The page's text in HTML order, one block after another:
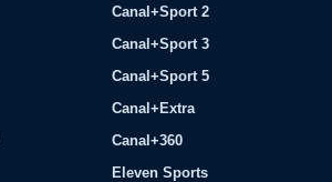
Canal+Sport 2
Canal+Sport 3
Canal+Sport 5
Canal+Extra
Canal+360
Eleven Sports